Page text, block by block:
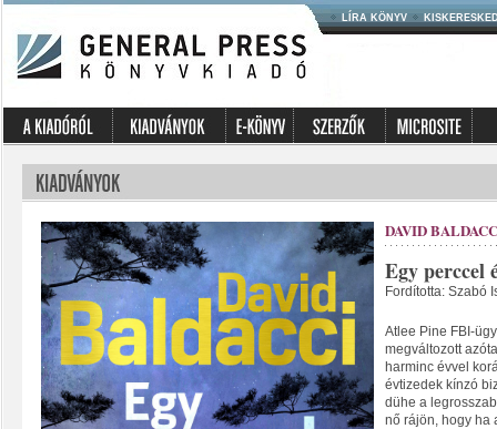
LÍRA KÖNYV
DAVID
Egy perccel
Fordította: Szabó
Atlee Pine FBI-
megváltozott
harminc évvel
évtizedek kínzó
dühe a
nő rájön, hogy ha